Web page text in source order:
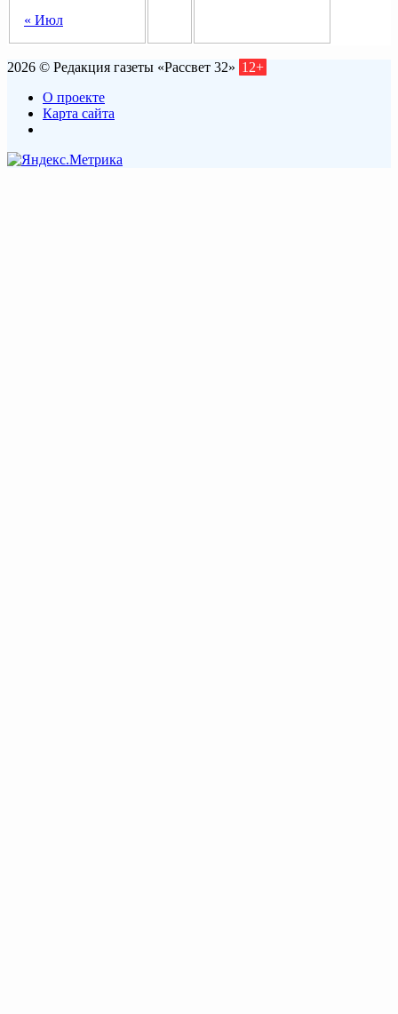
« Июл
2026 © Редакция газеты «Рассвет 32» 12+
О проекте
Карта сайта